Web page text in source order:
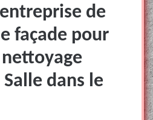
de
façade pour
dans le